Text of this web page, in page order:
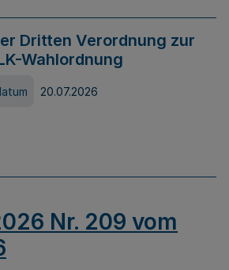
Dritten Verordnung zur
Wahlordnung
20.07.2026
Nr. 209 vom